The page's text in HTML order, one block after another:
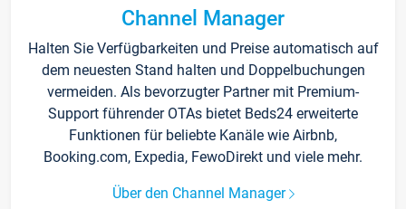
Channel Manager
Halten Sie Verfügbarkeiten und Preise automatisch auf
dem neuesten Stand halten und Doppelbuchungen
vermeiden. Als bevorzugter Partner mit Premium-
Support führender OTAs bietet Beds24 erweiterte
Funktionen für beliebte Kanäle wie Airbnb,
Booking.com, Expedia, FewoDirekt und viele mehr.
Über den Channel Manager